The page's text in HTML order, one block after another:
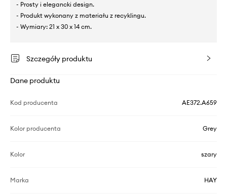
- Prosty i elegancki design.
- Produkt wykonany z materiału z recyklingu.
- Wymiary: 21 x 30 x 14 cm.
Szczegóły produktu
Dane produktu
Kod producenta AE372.A659
Kolor producenta Grey
Kolor szary
Marka HAY